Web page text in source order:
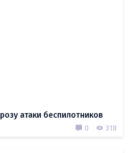
атаки беспилотников
0 318